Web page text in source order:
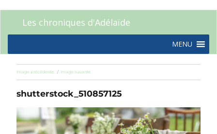
Les chroniques d'Adélaïde
MENU
Image précédente Image suivante
shutterstock_510857125